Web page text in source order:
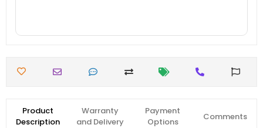
Product
Description
Warranty
and Delivery
Payment
Options
Comments